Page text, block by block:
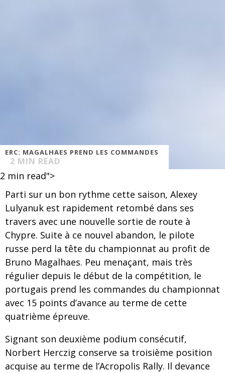
ERC: MAGALHAES PREND LES COMMANDES
2 MIN READ
2 min read">
Parti sur un bon rythme cette saison, Alexey
Lulyanuk est rapidement retombé dans ses
travers avec une nouvelle sortie de route à
Chypre. Suite à ce nouvel abandon, le pilote
russe perd la tête du championnat au profit de
Bruno Magalhaes. Peu menaçant, mais très
régulier depuis le début de la compétition, le
portugais prend les commandes du championnat
avec 15 points d’avance au terme de cette
quatrième épreuve.
Signant son deuxième podium consécutif,
Norbert Herczig conserve sa troisième position
acquise au terme de l’Acropolis Rally. Il devance